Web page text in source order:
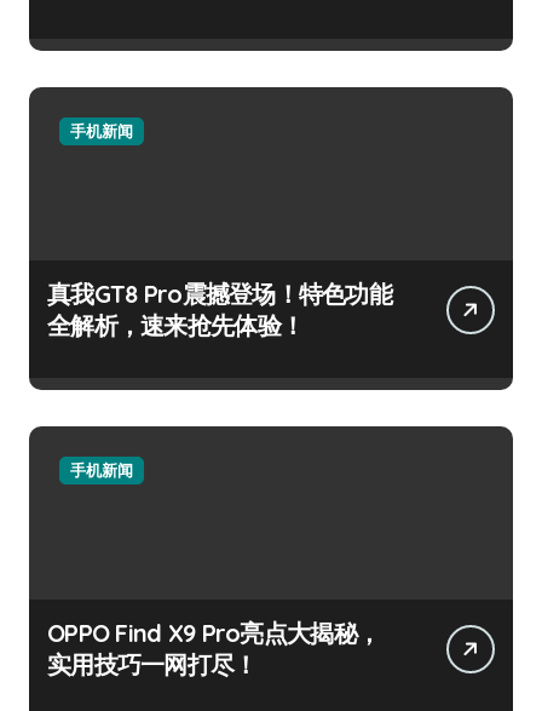
手机新闻
真我GT8 Pro震撼登场！特色功能
全解析，速来抢先体验！
手机新闻
OPPO Find X9 Pro亮点大揭秘，
实用技巧一网打尽！